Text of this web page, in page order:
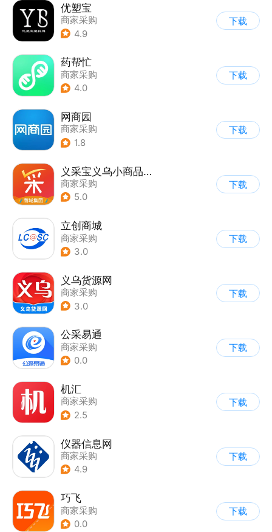
优塑宝
商家采购
4.9
下载
药帮忙
商家采购
4.0
下载
网商园
商家采购
1.8
下载
义采宝义乌小商品批发网
商家采购
5.0
下载
立创商城
商家采购
3.0
下载
义乌货源网
商家采购
3.0
下载
公采易通
商家采购
0.0
下载
机汇
商家采购
2.5
下载
仪器信息网
商家采购
4.9
下载
巧飞
商家采购
0.0
下载